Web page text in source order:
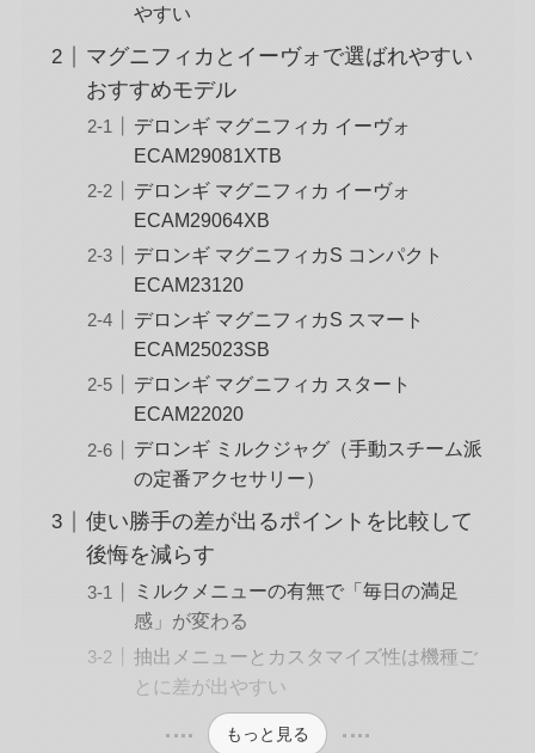
やすい
マグニフィカとイーヴォで選ばれやすい
おすすめモデル
デロンギ マグニフィカ イーヴォ
ECAM29081XTB
デロンギ マグニフィカ イーヴォ
ECAM29064XB
デロンギ マグニフィカS コンパクト
ECAM23120
デロンギ マグニフィカS スマート
ECAM25023SB
デロンギ マグニフィカ スタート
ECAM22020
デロンギ ミルクジャグ（手動スチーム派
の定番アクセサリー）
使い勝手の差が出るポイントを比較して
後悔を減らす
ミルクメニューの有無で「毎日の満足
感」が変わる
抽出メニューとカスタマイズ性は機種ご
とに差が出やすい
もっと見る